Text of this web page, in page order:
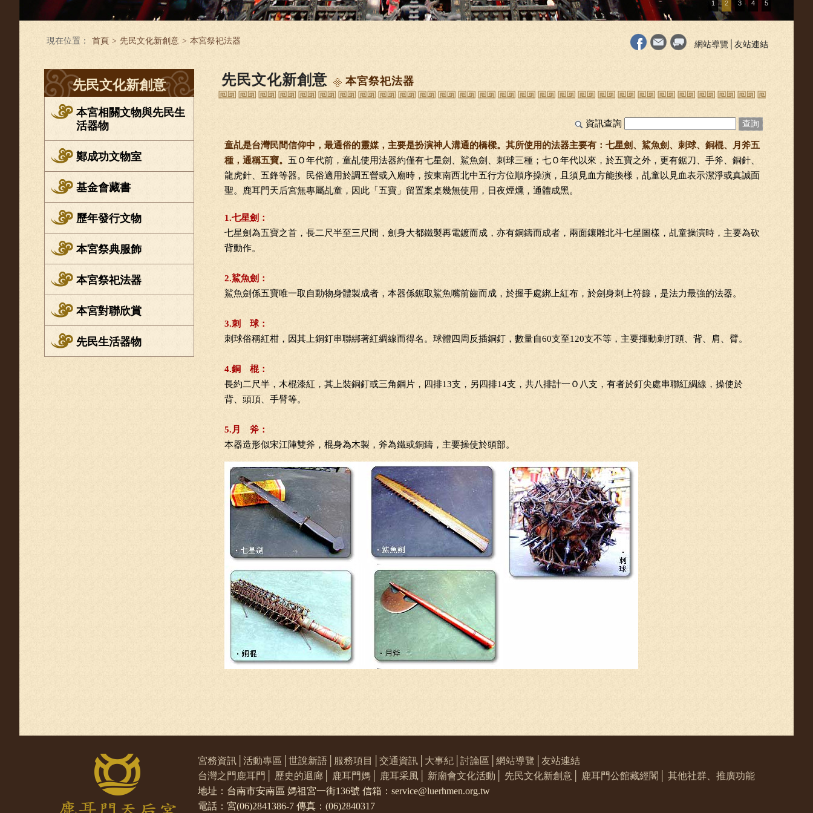
1 2 3 4 5
現在位置： 首頁 > 先民文化新創意 > 本宮祭祀法器 網站導覽 友站連結
先民文化新創意
本宮相關文物與先民生
活器物
鄭成功文物室
基金會藏書
歷年發行文物
本宮祭典服飾
本宮祭祀法器
本宮對聯欣賞
先民生活器物
先民文化新創意 本宮祭祀法器
資訊查詢 查詢
童乩是台灣民間信仰中，最通俗的靈媒，主要是扮演神人溝通的橋樑。其所使用的法器主要有：七星劍、鯊魚劍、刺球、銅棍、月斧五
種，通稱五寶。 五Ｏ年代前，童乩使用法器約僅有七星劍、鯊魚劍、刺球三種；七Ｏ年代以來，於五寶之外，更有鋸刀、手斧、銅針、
龍虎針、五鋒等器。民俗適用於調五營或入廟時，按東南西北中五行方位順序操演，且須見血方能換樣，乩童以見血表示潔淨或真誠面
聖。鹿耳門天后宮無專屬乩童，因此「五寶」留置案桌幾無使用，日夜煙燻，通體成黑。
1.七星劍：
七星劍為五寶之首，長二尺半至三尺間，劍身大都鐵製再電鍍而成，亦有銅鑄而成者，兩面鑲雕北斗七星圖樣，乩童操演時，主要為砍
背動作。
2.鯊魚劍：
鯊魚劍係五寶唯一取自動物身體製成者，本器係鋸取鯊魚嘴前齒而成，於握手處綁上紅布，於劍身刺上符籙，是法力最強的法器。
3.刺 球：
刺球俗稱紅柑，因其上銅釘串聯綁著紅綢線而得名。球體四周反插銅釘，數量自60支至120支不等，主要揮動刺打頭、背、肩、臂。
4.銅 棍：
長約二尺半，木棍漆紅，其上裝銅釘或三角鋼片，四排13支，另四排14支，共八排計一Ｏ八支，有者於釘尖處串聯紅綢線，操使於
背、頭頂、手臂等。
5.月 斧：
本器造形似宋江陣雙斧，棍身為木製，斧為鐵或銅鑄，主要操使於頭部。
宮務資訊│ 活動專區 世說新語│ 服務項目 交通資訊│ 大事紀│ 討論區 網站導覽
友站連結
台灣之門鹿耳門
歷史的迴廊│ 鹿耳門媽│ 鹿耳采風│ 新廟會文化活動 先民文化新創意│ 鹿耳門公館藏經閣
其他社群、推廣功能
地址：台南市安南區 媽祖宮一街136號 信箱：service@luerhmen.org.tw
電話：宮(06)2841386-7 傳真：(06)2840317